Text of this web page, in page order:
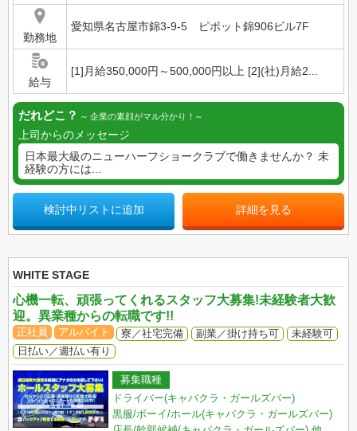
勤務地
愛知県名古屋市錦3-9-5 ピボット錦906ビル7F
給与
[1]月給350,000円～500,000円以上 [2](社)月給2...
だれどこ？ 企業の素顔がマル分かり！
上司からのメッセージ
日本最大級のニューハーフショークラブで働きませんか？ 未
経験の方には...
検討中リストに追加 詳細を見る
WHITE STAGE
心機一転、頑張ってくれるスタッフ大募集!未経験者大歓
迎。異業種からの転職です!!
正社員 アルバイト 寮／社宅完備 副業／掛け持ち可
未経験可
日払い／週払い有り
募集職種
ドライバー(キャバクラ・ガールズバー)
黒服/ボーイ/ホール(キャバクラ・ガールズバー)